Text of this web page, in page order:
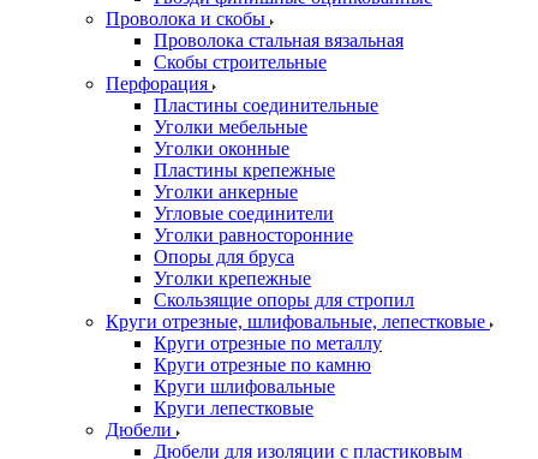
Проволока и скобы
Проволока стальная вязальная
Скобы строительные
Перфорация
Пластины соединительные
Уголки мебельные
Уголки оконные
Пластины крепежные
Уголки анкерные
Угловые соединители
Уголки равносторонние
Опоры для бруса
Уголки крепежные
Скользящие опоры для стропил
Круги отрезные, шлифовальные, лепестковые
Круги отрезные по металлу
Круги отрезные по камню
Круги шлифовальные
Круги лепестковые
Дюбели
Дюбели для изоляции с пластиковым